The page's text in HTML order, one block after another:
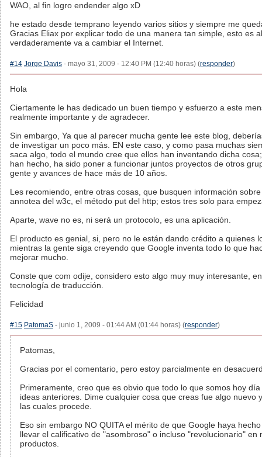
WAO, al fin logro endender algo xD
he estado desde temprano leyendo varios sitios y siempre me
Gracias Eliax por explicar todo de una manera tan simple, esto es
verdaderamente va a cambiar el Internet.
#14 Jorge Davis - mayo 31, 2009 - 12:40 PM (12:40 horas) (responder)
Hola
Ciertamente le has dedicado un buen tiempo y esfuerzo a este
realmente importante y de agradecer.
Sin embargo, Ya que al parecer mucha gente lee este blog,
de investigar un poco más. EN este caso, y como pasa muchas
saca algo, todo el mundo cree que ellos han inventando dicha
han hecho, ha sido poner a funcionar juntos proyectos de otros
gente y avances de hace más de 10 años.
Les recomiendo, entre otras cosas, que busquen información
annotea del w3c, el método put del http; estos tres solo para
Aparte, wave no es, ni será un protocolo, es una aplicación.
El producto es genial, si, pero no le están dando crédito a quienes
mientras la gente siga creyendo que Google inventa todo lo que
mejorar mucho.
Conste que com odije, considero esto algo muy muy interesante,
tecnología de traducción.
Felicidad
#15 PatomaS - junio 1, 2009 - 01:44 AM (01:44 horas) (responder)
Patomas,
Gracias por el comentario, pero estoy parcialmente en
Primeramente, creo que es obvio que todo lo que somos hoy
ideas anteriores. Dime cualquier cosa que creas fue algo nuevo
las cuales procede.
Eso sin embargo NO QUITA el mérito de que Google haya
llevar el calificativo de "asombroso" o incluso "revolucionario" en
productos.